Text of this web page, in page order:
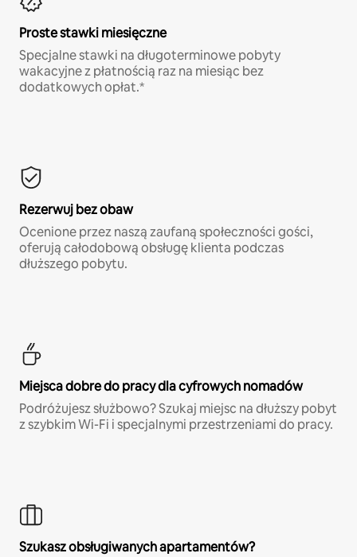
Proste stawki miesięczne
Specjalne stawki na długoterminowe pobyty
wakacyjne z płatnością raz na miesiąc bez
dodatkowych opłat.*
Rezerwuj bez obaw
Ocenione przez naszą zaufaną społeczności gości,
oferują całodobową obsługę klienta podczas
dłuższego pobytu.
Miejsca dobre do pracy dla cyfrowych nomadów
Podróżujesz służbowo? Szukaj miejsc na dłuższy pobyt
z szybkim Wi-Fi i specjalnymi przestrzeniami do pracy.
Szukasz obsługiwanych apartamentów?